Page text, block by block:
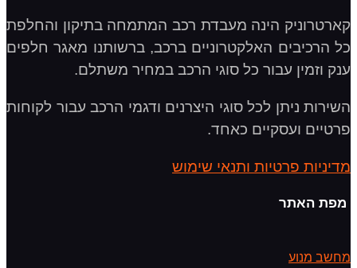
קארטרוניק הינה מעבדת רכב המתמחה בתיקון והחלפת
כל הרכיבים האלקטרוניים ברכב, ברשותנו מאגר חלפים
ענק וזמין עבור כל סוגי הרכב במחיר משתלם.
השירות ניתן לכל סוגי היצרנים ודגמי הרכב עבור לקוחות
פרטיים ועסקיים כאחד.
מדיניות פרטיות ותנאי שימוש
מפת האתר
מחשב מנוע